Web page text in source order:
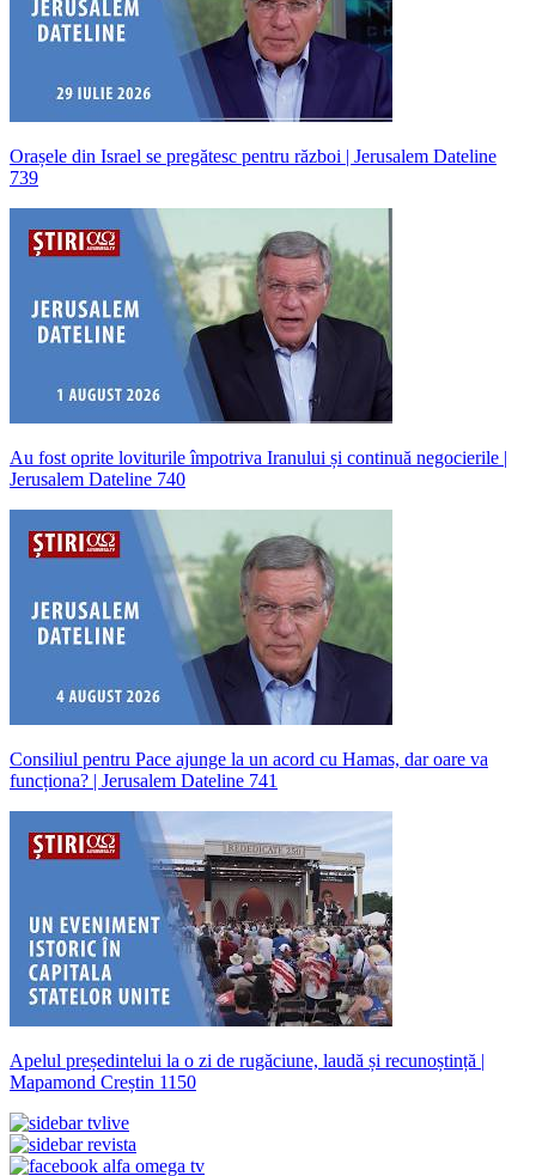
Orașele din Israel se pregătesc pentru război | Jerusalem Dateline
739
Au fost oprite loviturile împotriva Iranului și continuă negocierile |
Jerusalem Dateline 740
Consiliul pentru Pace ajunge la un acord cu Hamas, dar oare va
funcționa? | Jerusalem Dateline 741
Apelul președintelui la o zi de rugăciune, laudă și recunoștință |
Mapamond Creștin 1150